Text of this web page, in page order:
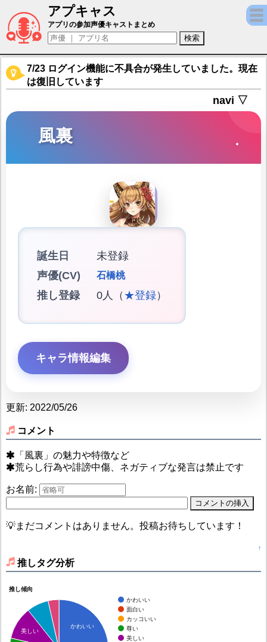
アプキャス
風裏（声優：石橋桃)【アニマエ・アルケー
アプリの参加声優キャストまとめ
7/23 ログイン機能に不具合が発生していました。現在
は復旧しています
navi ▽
風裏
誕生日
未登録
声優(CV)
石橋桃
推し登録 0人（ ★登録）
キャラ情報編集
更新: 2022/05/26
コメント
「風裏」の魅力や特徴など
荒らし行為や誹謗中傷、ネガティブな発言は禁止です
お名前:
💡まだコメントはありません。投稿お待ちしています！
↑
推しタグ分析
推し傾向
かわいい
面白い
カッコいい
尊い
美しい
かわいい
美しい